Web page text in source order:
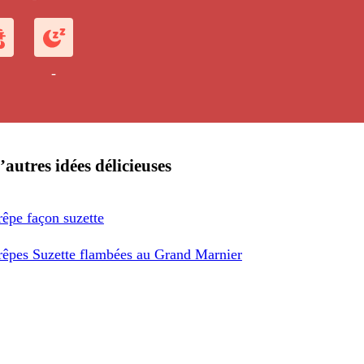
-
idées délicieuses
façon suzette
Suzette flambées au Grand Marnier